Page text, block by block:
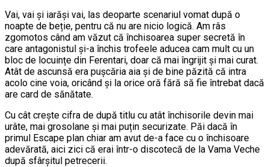
Vai, vai și iarăși vai, las deoparte scenariul vomat după o
noapte de beție, pentru că nu are nicio logică. Am râs
zgomotos când am văzut că închisoarea super secretă în
care antagonistul și-a închis trofeele aducea cam mult cu un
bloc de locuințe din Ferentari, doar că mai îngrijit și mai curat.
Atât de ascunsă era pușcăria aia și de bine păzită că intra
acolo cine voia, oricând și la orice oră fără să fie întrebat dacă
are card de sănătate.
Cu cât crește cifra de după titlu cu atât închisorile devin mai
urâte, mai grosolane și mai puțin securizate. Păi dacă în
primul Escape plan chiar am avut de-a face cu o închisoare
adevărată, aici zici că erai într-o discotecă de la Vama Veche
după sfârșitul petrecerii.